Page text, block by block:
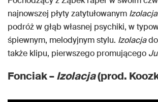
najnowszej płyty zatytułowanym Izolacja
podróż w głąb własnej psychiki, w
śpiewnym, melodyjnym stylu. Izolacja
także klipu, pierwszego promującego
Fonciak –Izolacja(prod.